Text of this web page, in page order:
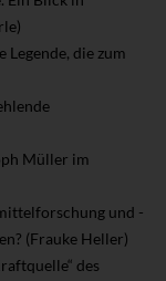
die zum
Müller im
und -
(Frauke Heller)
des